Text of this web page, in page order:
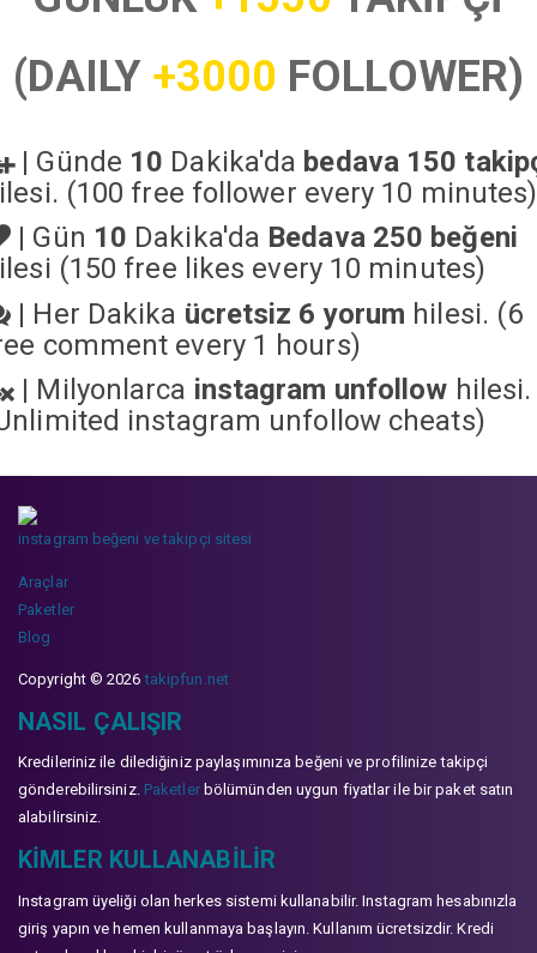
(DAILY +3000 FOLLOWER)
| Günde 10 Dakika'da bedava 150
(100 free follower every 10 minutes)
| Gün 10 Dakika'da Bedava 250 beğeni
(150 free likes every 10 minutes)
| Her Dakika ücretsiz 6 yorum hilesi. (6
comment every 1 hours)
| Milyonlarca instagram unfollow hilesi.
instagram unfollow cheats)
instagram beğeni ve takipçi sitesi
Araçlar
Paketler
Blog
Copyright © 2026takipfun.net
NASIL ÇALIŞIR
Kredileriniz ile dilediğiniz paylaşımınıza beğeni ve profilinize takipçi
gönderebilirsiniz. Paketlerbölümünden uygun fiyatlar ile bir paket satın
alabilirsiniz.
KIMLER KULLANABILIR
Instagram üyeliği olan herkes sistemi kullanabilir. Instagram hesabınızla
giriş yapın ve hemen kullanmaya başlayın. Kullanım ücretsizdir. Kredi